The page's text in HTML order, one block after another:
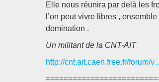
Elle nous réunira par delà les
l’on peut vivre libres ,
domination .
Un militant de la CNT-AIT
http://cnt.ait.caen.free.fr/forum/